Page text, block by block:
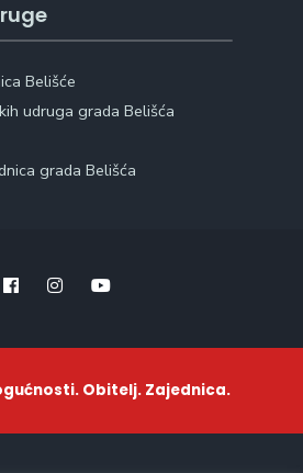
Belišće
udruga grada Belišća
grada Belišća
Obitelj. Zajednica.